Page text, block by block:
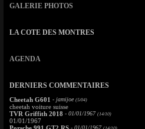
GALERIE PHOTOS
LA COTE DES MONTRES
AGENDA
DERNIERS COMMENTAIRES
Cheetah G601 - jamijoe (5/04)
cheetah voiture suisse
TVR Griffith 2018 - 01/01/1967 (14/10)
01/01/1967
- 01/01/1967